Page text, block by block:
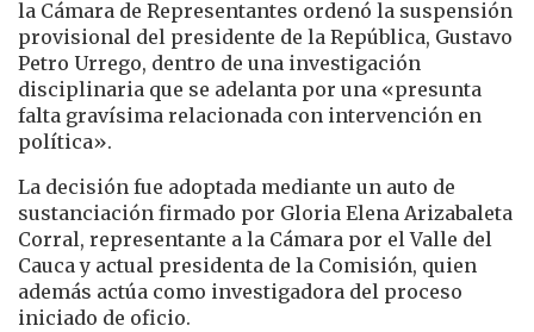
la Cámara de Representantes ordenó la suspensión
provisional del presidente de la República, Gustavo
Petro Urrego, dentro de una investigación
disciplinaria que se adelanta por una «presunta
falta gravísima relacionada con intervención en
política».
La decisión fue adoptada mediante un auto de
sustanciación firmado por Gloria Elena Arizabaleta
Corral, representante a la Cámara por el Valle del
Cauca y actual presidenta de la Comisión, quien
además actúa como investigadora del proceso
iniciado de oficio.